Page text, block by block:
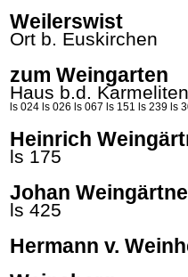
Weilerswist
Ort b. Euskirchen
zum Weingarten
Haus b.d.
ls 024 ls 026 ls 067 ls 151 ls 239 ls
Heinrich
ls 175
Johan
ls 425
Hermann v.